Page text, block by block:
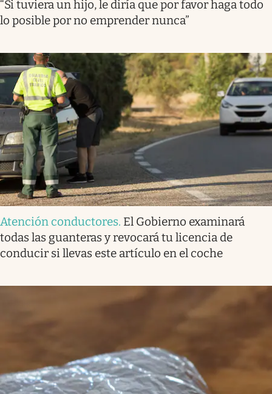
“Si tuviera un hijo, le diría que por favor haga todo
lo posible por no emprender nunca”
Atención conductores. El Gobierno examinará
todas las guanteras y revocará tu licencia de
conducir si llevas este artículo en el coche